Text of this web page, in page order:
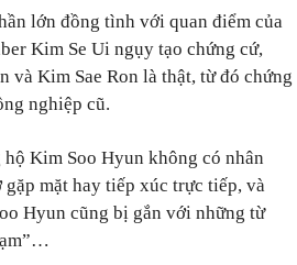
lớn đồng tình với quan điểm của
Kim Se Ui ngụy tạo chứng cứ,
và Kim Sae Ron là thật, từ đó chứng
nghiệp cũ.
Kim Soo Hyun không có nhân
mặt hay tiếp xúc trực tiếp, và
Hyun cũng bị gắn với những từ